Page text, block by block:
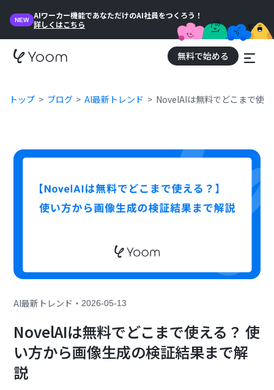
NEW
AIワーカー機能であなただけのAI社員をつくろう！
詳しくはこちら
無料で始める
トップ ブログ AI最新トレンド NovelAIは無料でどこまで使
AI最新トレンド ・2026-05-13
NovelAIは無料でどこまで使える？ 使
い方から画像生成の検証結果まで解
説